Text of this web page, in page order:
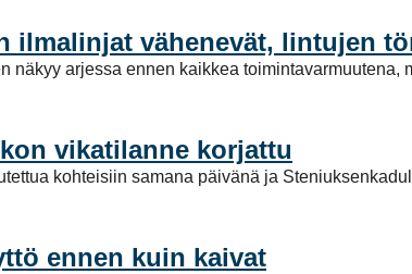
a
ilmalinjat vähenevät, lintujen
näkyy arjessa ennen kaikkea
vikatilanne korjattu
kohteisiin samana päivänä ja
ennen kuin kaivat